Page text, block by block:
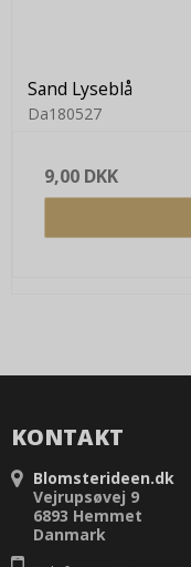
Sand Lyseblå
Da180527
9,00 DKK
KONTAKT
Blomsterideen.dk
Vejrupsøvej 9
6893 Hemmet
Danmark